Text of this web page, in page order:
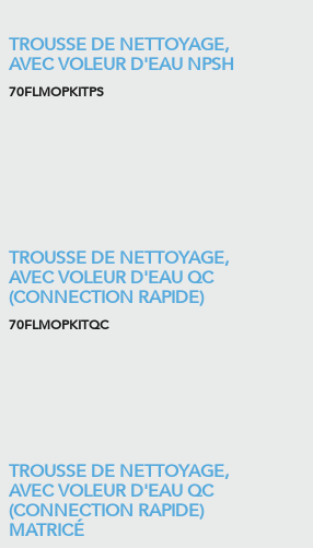
TROUSSE DE NETTOYAGE,
AVEC VOLEUR D'EAU NPSH
70FLMOPKITPS
TROUSSE DE NETTOYAGE,
AVEC VOLEUR D'EAU QC
(CONNECTION RAPIDE)
70FLMOPKITQC
TROUSSE DE NETTOYAGE,
AVEC VOLEUR D'EAU QC
(CONNECTION RAPIDE)
MATRICÉ